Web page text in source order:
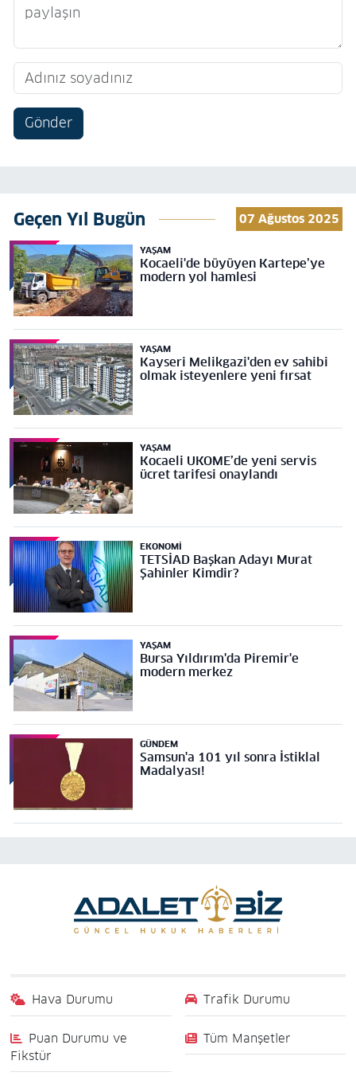
Gönder
Geçen Yıl Bugün 07 Ağustos 2025
YAŞAM
Kocaeli'de büyüyen Kartepe’ye
modern yol hamlesi
YAŞAM
Kayseri Melikgazi'den ev sahibi
olmak isteyenlere yeni fırsat
YAŞAM
Kocaeli UKOME’de yeni servis
ücret tarifesi onaylandı
EKONOMI
TETSİAD Başkan Adayı Murat
Şahinler Kimdir?
YAŞAM
Bursa Yıldırım'da Piremir'e
modern merkez
GÜNDEM
Samsun'a 101 yıl sonra İstiklal
Madalyası!
Hava Durumu Trafik Durumu
Puan Durumu ve
Fikstür
Tüm Manşetler